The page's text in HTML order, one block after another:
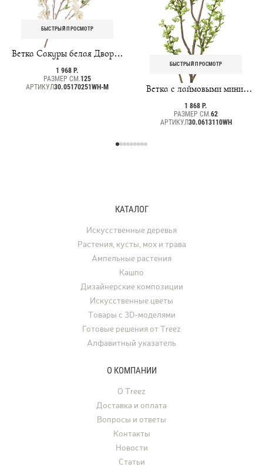
БЫСТРЫЙ ПРОСМОТР
Ветка Сакуры белая Дворец
императора средняя
1 968 Р.
РАЗМЕР СМ.125
АРТИКУЛ30.05170251WH-M
БЫСТРЫЙ ПРОСМОТР
Ветка с лаймовыми мини-
ягодками
1 868 Р.
РАЗМЕР СМ.62
АРТИКУЛ30.0613110WH
КАТАЛОГ
Искусственные деревья
Растения, кусты, мох и трава
Ампельные растения
Кашпо
Дизайнерские композиции
Искусственные цветы
Товары с 3D-моделями
Готовые решения от Treez
Алфавитный указатель
О КОМПАНИИ
О Treez
Доставка и оплата
Вопросы и ответы
Контакты
Новости
Статьи